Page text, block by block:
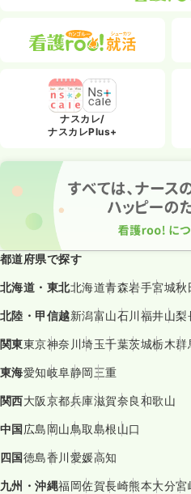
ナスカレ/
ナスカレPlus+
都道府県で探す
北海道・東北北海道青森岩手宮城秋
北陸・甲信越新潟富山石川福井山梨
関東東京神奈川埼玉千葉茨城栃木群
東海愛知岐阜静岡三重
関西大阪京都兵庫滋賀奈良和歌山
中国広島岡山鳥取島根山口
四国徳島香川愛媛高知
九州・沖縄福岡佐賀長崎熊本大分宮